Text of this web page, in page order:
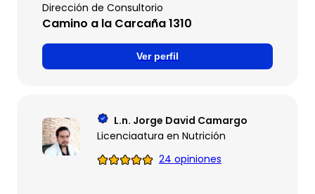
Dirección de Consultorio
Camino a la Carcaña 1310
Ver perfil
L.n. Jorge David Camargo
Licenciaatura en Nutrición
24 opiniones